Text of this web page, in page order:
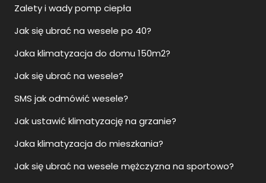
Zalety i wady pomp ciepła
Jak się ubrać na wesele po 40?
Jaka klimatyzacja do domu 150m2?
Jak się ubrać na wesele?
SMS jak odmówić wesele?
Jak ustawić klimatyzację na grzanie?
Jaka klimatyzacja do mieszkania?
Jak się ubrać na wesele mężczyzna na sportowo?